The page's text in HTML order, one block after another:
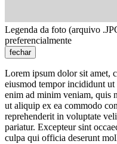
Legenda da foto (arquivo
preferencialmente
fechar
Lorem ipsum dolor sit amet,
eiusmod tempor incididunt
enim ad minim veniam, quis
ut aliquip ex ea commodo
reprehenderit in voluptate
pariatur. Excepteur sint
culpa qui officia deserunt